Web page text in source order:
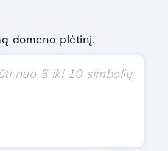
domeno plėtinį.